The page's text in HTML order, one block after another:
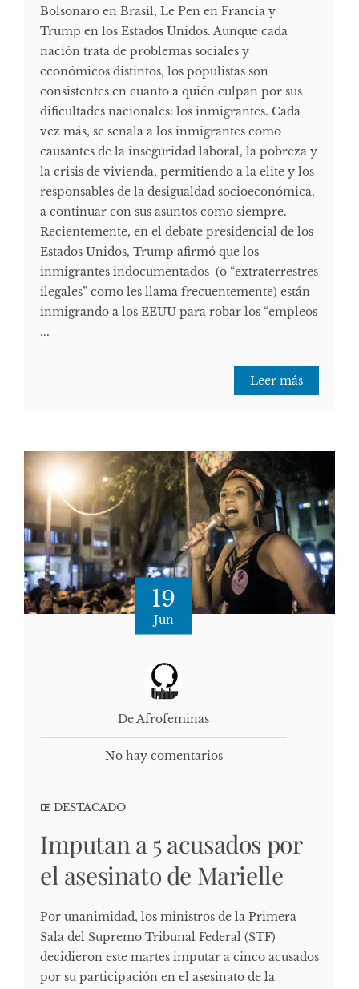
Bolsonaro en Brasil, Le Pen en Francia y
Trump en los Estados Unidos. Aunque cada
nación trata de problemas sociales y
económicos distintos, los populistas son
consistentes en cuanto a quién culpan por sus
dificultades nacionales: los inmigrantes. Cada
vez más, se señala a los inmigrantes como
causantes de la inseguridad laboral, la pobreza y
la crisis de vivienda, permitiendo a la elite y los
responsables de la desigualdad socioeconómica,
a continuar con sus asuntos como siempre.
Recientemente, en el debate presidencial de los
Estados Unidos, Trump afirmó que los
inmigrantes indocumentados (o “extraterrestres
ilegales” como les llama frecuentemente) están
inmigrando a los EEUU para robar los “empleos
...
Leer más
19
Jun
De Afrofeminas
No hay comentarios
DESTACADO
Imputan a 5 acusados por
el asesinato de Marielle
Por unanimidad, los ministros de la Primera
Sala del Supremo Tribunal Federal (STF)
decidieron este martes imputar a cinco acusados
por su participación en el asesinato de la